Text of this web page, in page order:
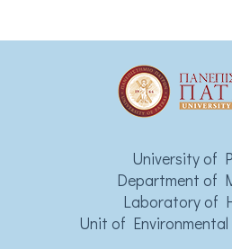
University of
Department of
Laboratory of
Unit of